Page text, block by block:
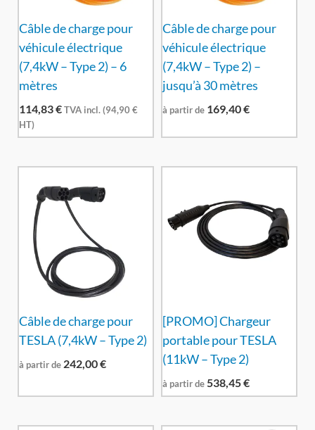
Câble de charge pour
véhicule électrique
(7,4kW – Type 2) – 6
mètres
114,83€TVA incl. (94,90€
HT)
Câble de charge pour
véhicule électrique
(7,4kW – Type 2) –
jusqu’à 30 mètres
à partir de 169,40€
Câble de charge pour
TESLA (7,4kW – Type 2)
à partir de 242,00€
[PROMO] Chargeur
portable pour TESLA
(11kW – Type 2)
à partir de 538,45€